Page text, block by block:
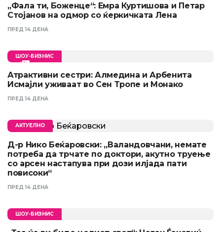
„Фала ти, Боженце“: Емра Куртишова и Петар
Стојанов на одмор со ќеркичката Лена
ПРЕД 14 ДЕНА
ШОУ-БИЗНИС
Атрактивни сестри: Алмедина и Арбенита
Исмајли уживаат во Сен Тропе и Монако
ПРЕД 14 ДЕНА
АКТУЕЛНО
Д-р Нико Беќаровски: „Валандовчани, немате
потреба да трчате по доктори, акутно труење
со арсен настапува при дози илјада пати
повисоки“
ПРЕД 14 ДЕНА
ШОУ-БИЗНИС